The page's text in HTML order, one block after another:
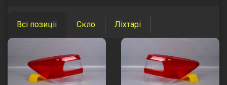
Всі позиції Скло Ліхтарі